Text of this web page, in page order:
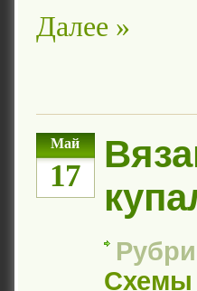
Далее »
Май
17
Схемы